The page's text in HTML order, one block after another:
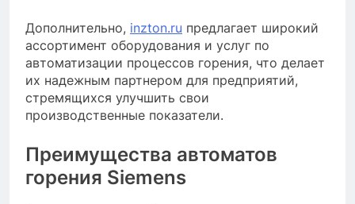
Дополнительно, inzton.ru предлагает широкий
ассортимент оборудования и услуг по
автоматизации процессов горения, что делает
их надежным партнером для предприятий,
стремящихся улучшить свои
производственные показатели.
Преимущества автоматов
горения Siemens